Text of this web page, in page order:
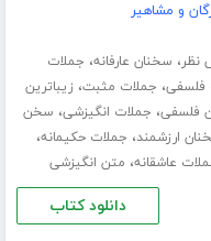
و مشاهیر
نظر، سخنان عارفانه، جملات
فلسفی، جملات مثبت، زیباترین
فلسفی، جملات انگیزشی، سخن
ارزشمند، جملات حکیمانه،
عاشقانه، متن انگیزشی
دانلود کتاب